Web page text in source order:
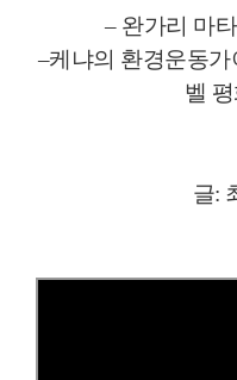
– 완가리 마타
–케냐의 환경운동가
벨
글: